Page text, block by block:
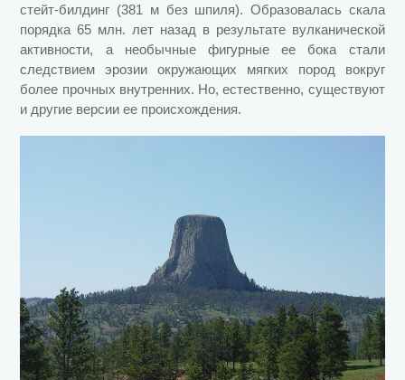
стейт-билдинг (381 м без шпиля). Образовалась скала
порядка 65 млн. лет назад в результате вулканической
активности, а необычные фигурные ее бока стали
следствием эрозии окружающих мягких пород вокруг
более прочных внутренних. Но, естественно, существуют
и другие версии ее происхождения.